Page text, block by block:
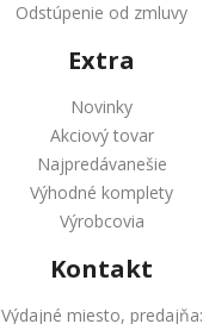
Odstúpenie od zmluvy
Extra
Novinky
Akciový tovar
Najpredávanešie
Výhodné komplety
Výrobcovia
Kontakt
Výdajné miesto, predajňa: